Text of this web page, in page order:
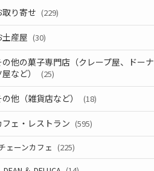
取り寄せ (229)
土産屋 (30)
の他の菓子専門店（クレープ屋、ドーナ
など）
(25)
の他（雑貨店など） (18)
フェ・レストラン (595)
ェーンカフェ (225)